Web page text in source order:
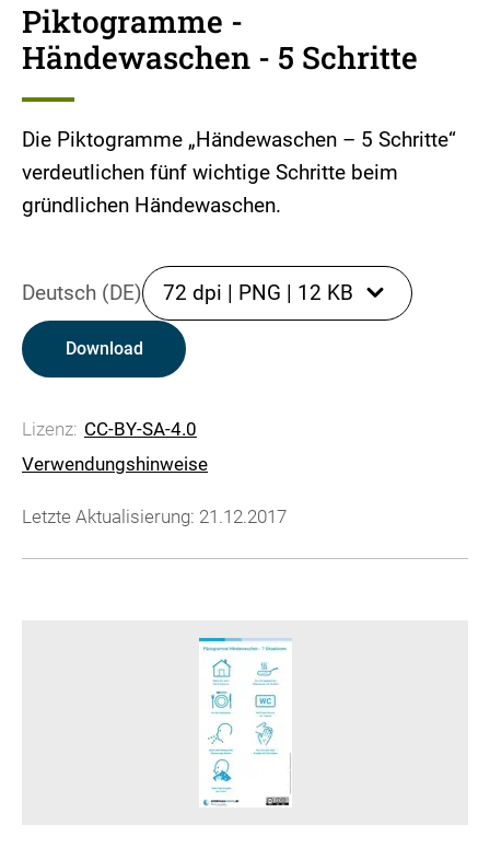
Piktogramme -
Händewaschen - 5 Schritte
Die Piktogramme „Händewaschen – 5 Schritte“
verdeutlichen fünf wichtige Schritte beim
gründlichen Händewaschen.
Deutsch (DE) 72 dpi | PNG | 12 KB
Download
Lizenz: CC-BY-SA-4.0
Verwendungshinweise
Letzte Aktualisierung: 21.12.2017